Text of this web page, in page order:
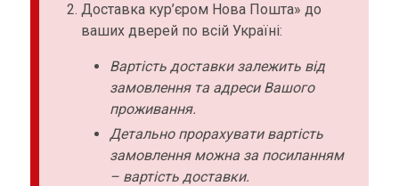
Доставка кур’єром Нова Пошта» до
ваших дверей по всій Україні:
Вартість доставки залежить від
замовлення та адреси Вашого
проживання.
Детально прорахувати вартість
замовлення можна за посиланням
– вартість доставки.